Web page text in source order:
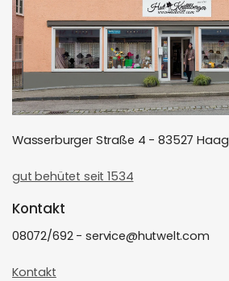
Wasserburger Straße 4 - 83527 Haag
gut behütet seit 1534
Kontakt
08072/692 - service@hutwelt.com
Kontakt